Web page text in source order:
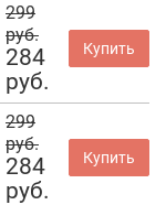
299
руб.
284
руб.
Купить
299
руб.
284
руб.
Купить